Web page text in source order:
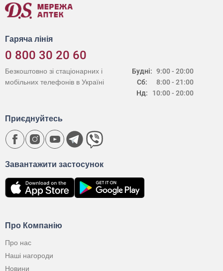
Гаряча лінія
0 800 30 20 60
Будні:
Сб:
Нд:
9:00 - 20:00
8:00 - 21:00
10:00 - 20:00
Безкоштовно зі стаціонарних і
мобільних телефонів в Україні
Про Компанію
Про нас
Наші нагороди
Новини
Завантажити застосунок
Приєднуйтесь